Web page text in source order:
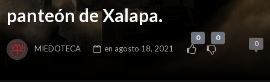
panteón de Xalapa.
MIEDOTECA en agosto 18, 2021
0 0
0